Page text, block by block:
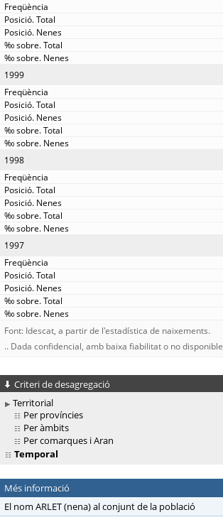
1999
1998
1997
Font: Idescat, a partir de l'estadística de naixements.
.. Dada confidencial, amb baixa fiabilitat o no disponible
Criteri de desagregació
Territorial
Per províncies
Per àmbits
Per comarques i Aran
Temporal
Més informació
El nom ARLET (nena) al conjunt de la població